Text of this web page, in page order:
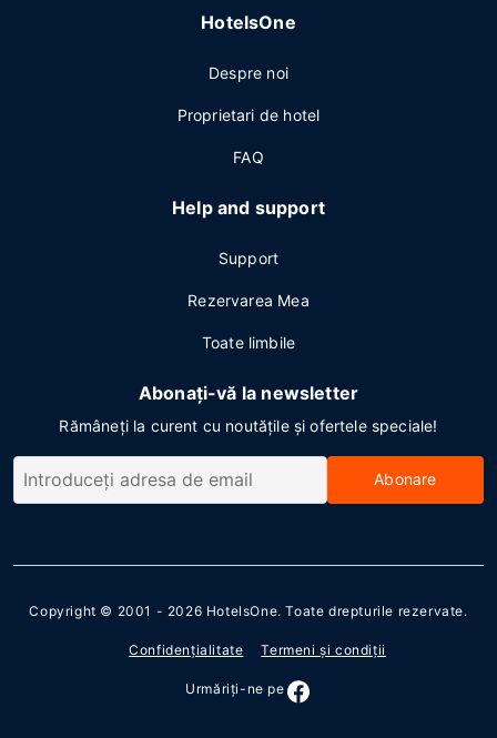
HotelsOne
Despre noi
Proprietari de hotel
FAQ
Help and support
Support
Rezervarea Mea
Toate limbile
Abonați-vă la newsletter
Rămâneți la curent cu noutățile și ofertele speciale!
Abonare
Copyright © 2001 - 2026 HotelsOne. Toate drepturile rezervate.
Confidenţialitate Termeni şi condiţii
Urmăriţi-ne pe